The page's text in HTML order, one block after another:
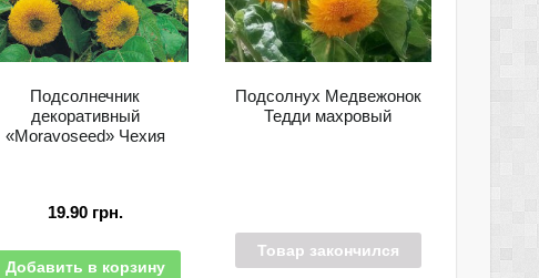
Подсолнечник
декоративный
«Moravoseed» Чехия
19.90 грн.
Добавить в корзину
Подсолнух Медвежонок
Тедди махровый
Товар закончился